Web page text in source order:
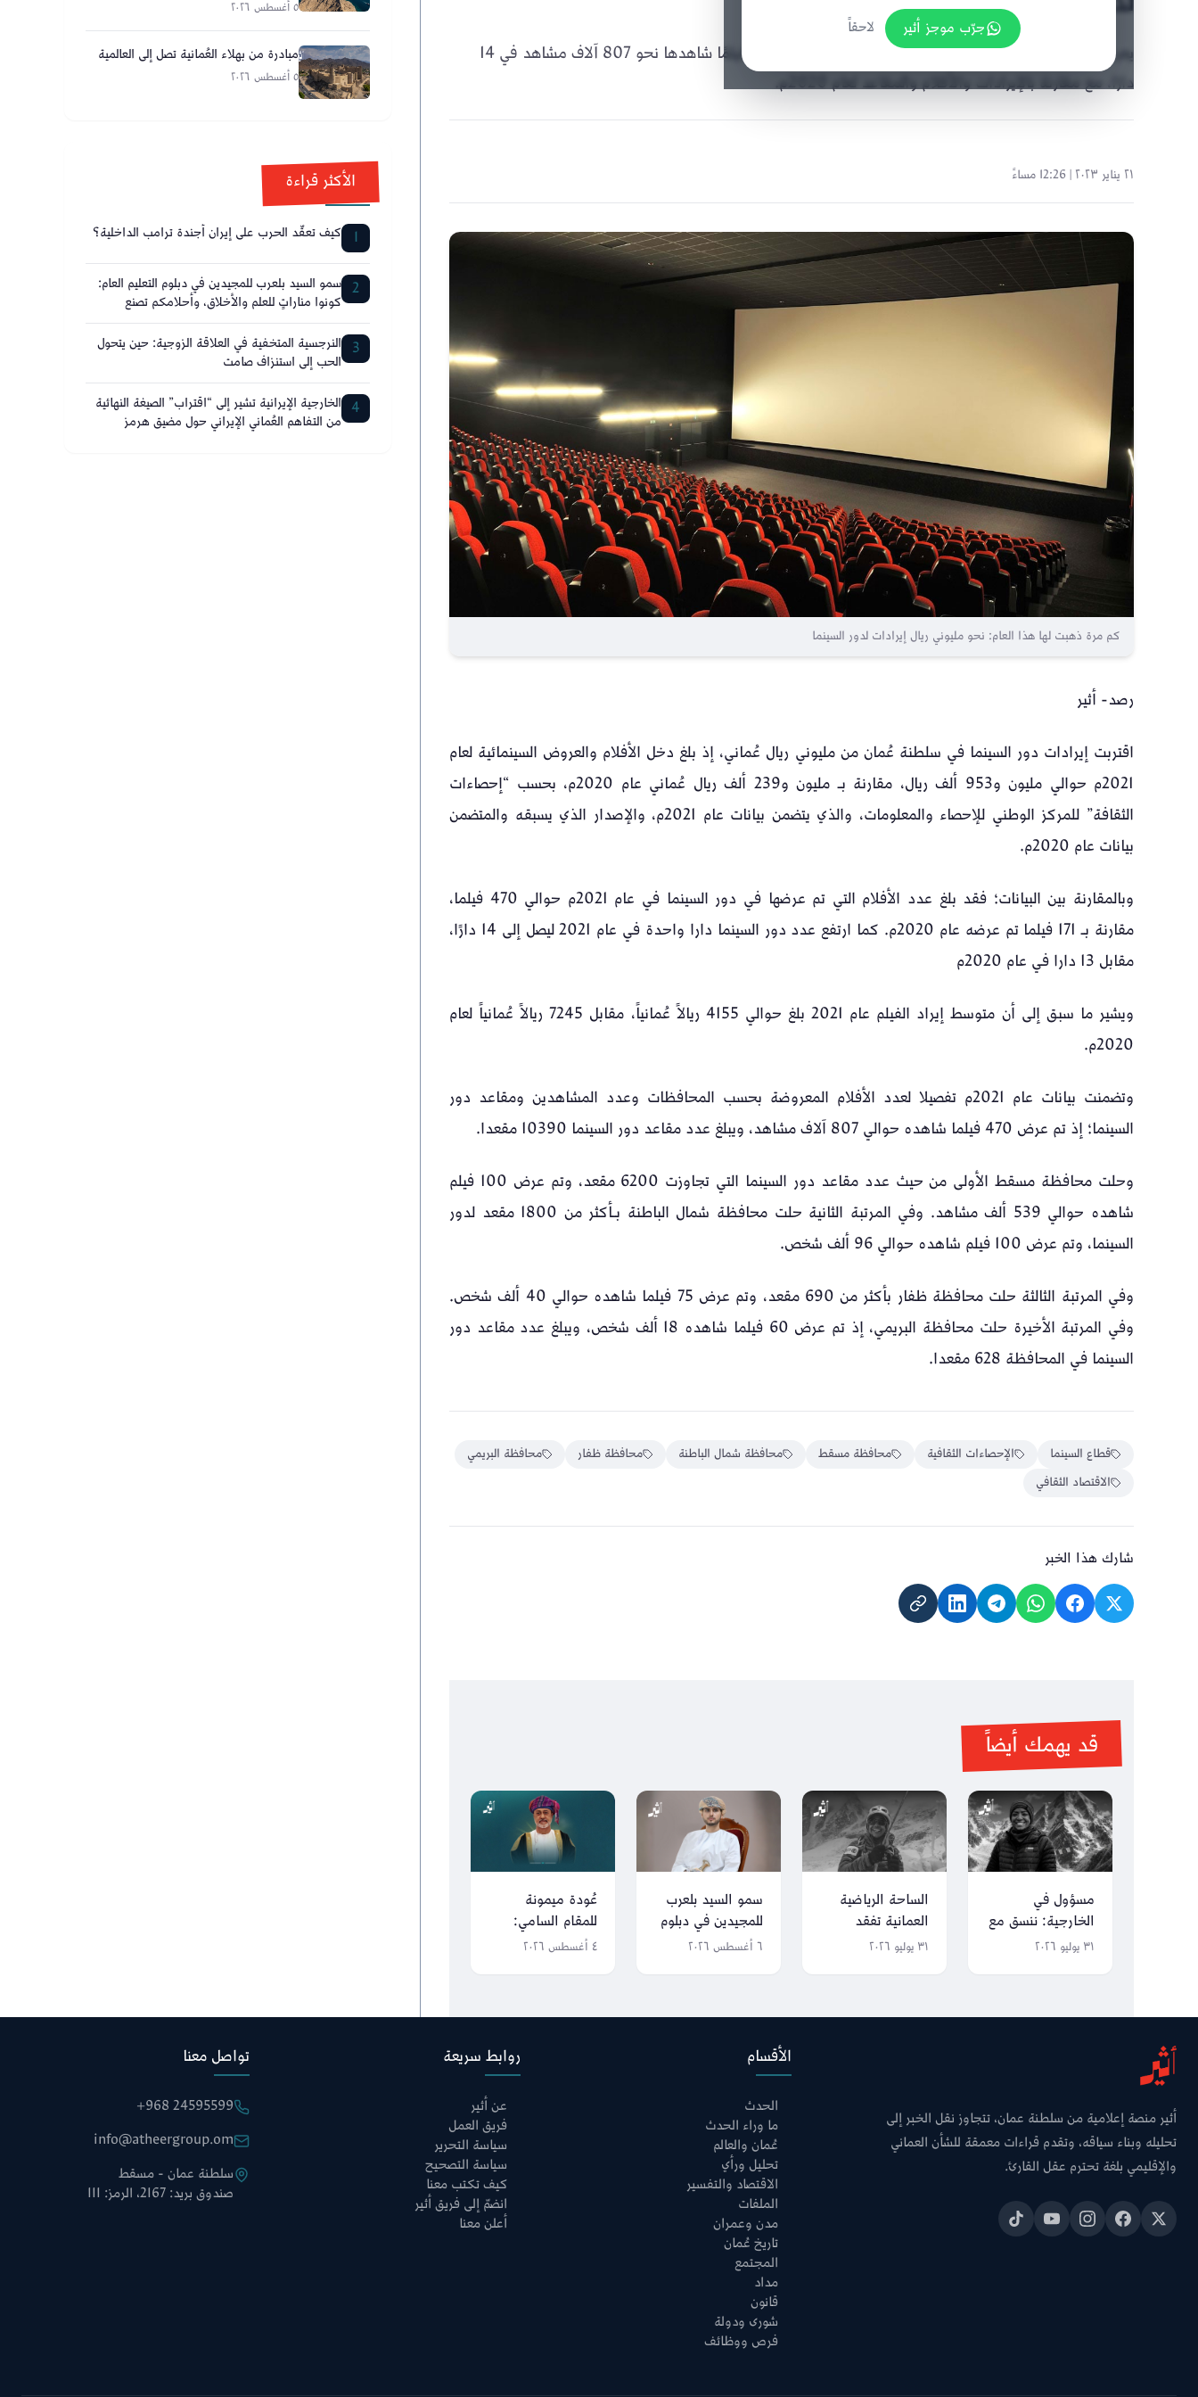
يعرض المركز الوطني للإحصاء والمعلومات بيانات 2021م: 470 فيلمًا شاهدها نحو 807 آلاف مشاهد في 14
دارًا، مع مقارنة بالإيرادات والأفلام والمقاعد لعام 2020م.
٢١ يناير ٢٠٢٣ | 12:26 مساءً
كم مرة ذهبت لها هذا العام: نحو مليوني ريال إيرادات لدور السينما
رصد- أثير
اقتربت إيرادات دور السينما في سلطنة عُمان من مليوني ريال عُماني، إذ بلغ دخل الأفلام والعروض السينمائية لعام
2021م حوالي مليون و953 ألف ريال، مقارنة بـ مليون و239 ألف ريال عُماني عام 2020م، بحسب “إحصاءات
الثقافة” للمركز الوطني للإحصاء والمعلومات، والذي يتضمن بيانات عام 2021م، والإصدار الذي يسبقه والمتضمن
بيانات عام 2020م.
وبالمقارنة بين البيانات؛ فقد بلغ عدد الأفلام التي تم عرضها في دور السينما في عام 2021م حوالي 470 فيلما،
مقارنة بـ 171 فيلما تم عرضه عام 2020م. كما ارتفع عدد دور السينما دارا واحدة في عام 2021 ليصل إلى 14 دارًا،
مقابل 13 دارا في عام 2020م
ويشير ما سبق إلى أن متوسط إيراد الفيلم عام 2021 بلغ حوالي 4155 ريالاً عُمانياً، مقابل 7245 ريالاً عُمانياً لعام
2020م.
وتضمنت بيانات عام 2021م تفصيلا لعدد الأفلام المعروضة بحسب المحافظات وعدد المشاهدين ومقاعد دور
السينما؛ إذ تم عرض 470 فيلما شاهده حوالي 807 آلاف مشاهد، ويبلغ عدد مقاعد دور السينما 10390 مقعدا.
وحلت محافظة مسقط الأولى من حيث عدد مقاعد دور السينما التي تجاوزت 6200 مقعد، وتم عرض 100 فيلم
شاهده حوالي 539 ألف مشاهد. وفي المرتبة الثانية حلت محافظة شمال الباطنة بـأكثر من 1800 مقعد لدور
السينما، وتم عرض 100 فيلم شاهده حوالي 96 ألف شخص.
وفي المرتبة الثالثة حلت محافظة ظفار بأكثر من 690 مقعد، وتم عرض 75 فيلما شاهده حوالي 40 ألف شخص.
وفي المرتبة الأخيرة حلت محافظة البريمي، إذ تم عرض 60 فيلما شاهده 18 ألف شخص، ويبلغ عدد مقاعد دور
السينما في المحافظة 628 مقعدا.
قطاع السينما الإحصاءات الثقافية محافظة مسقط محافظة شمال الباطنة محافظة ظفار
محافظة البريمي
الاقتصاد الثقافي
شارك هذا الخبر
قد يهمك أيضاً
مسؤول في
الخارجية: ننسق مع
الجهات الباكستانية
٣١ يوليو ٢٠٢٦
الساحة الرياضية
العمانية تفقد
متسلقة الجبال
٣١ يوليو ٢٠٢٦
سمو السيد بلعرب
للمجيدين في دبلوم
التعليم العام: كونوا
٦ أغسطس ٢٠٢٦
عُودة ميمونة
للمقام السامي:
محطات شملها
٤ أغسطس ٢٠٢٦
جرّب موجز أثير
لاحقاً
٥ أغسطس ٢٠٢٦
مبادرة من بهلاء العُمانية تصل إلى العالمية
٥ أغسطس ٢٠٢٦
الأكثر قراءة
1 كيف تعقّد الحرب على إيران أجندة ترامب الداخلية؟
2 سمو السيد بلعرب للمجيدين في دبلوم التعليم العام:
كونوا مناراتٍ للعلم والأخلاق، وأحلامكم تصنع
مستقبل عُمان
3 النرجسية المتخفية في العلاقة الزوجية: حين يتحول
الحب إلى استنزاف صامت
4 الخارجية الإيرانية تشير إلى “اقتراب” الصيغة النهائية
من التفاهم العُماني الإيراني حول مضيق هرمز
أثير منصة إعلامية من سلطنة عمان، تتجاوز نقل الخبر إلى
تحليله وبناء سياقه، وتقدم قراءات معمقة للشأن العماني
والإقليمي بلغة تحترم عقل القارئ.
الأقسام
الحدث
ما وراء الحدث
عُمان والعالم
تحليل ورأي
الاقتصاد والتفسير
الملفات
مدن وعمران
تاريخ عُمان
المجتمع
مداد
قانون
شورى ودولة
فرص ووظائف
روابط سريعة
عن أثير
فريق العمل
سياسة التحرير
سياسة التصحيح
كيف تكتب معنا
انضمّ إلى فريق أثير
أعلن معنا
تواصل معنا
+968 24595599
info@atheergroup.om
سلطنة عمان - مسقط
صندوق بريد: 2167، الرمز: 111